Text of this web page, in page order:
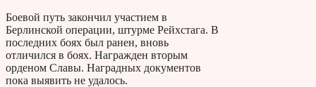
Боевой путь закончил участием в
Берлинской операции, штурме Рейхстага. В
последних боях был ранен, вновь
отличился в боях. Награжден вторым
орденом Славы. Наградных документов
пока выявить не удалось.